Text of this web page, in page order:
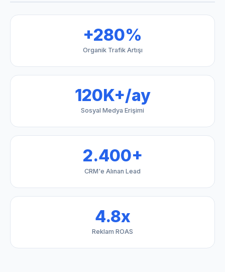
+280%
Organik Trafik Artışı
120K+/ay
Sosyal Medya Erişimi
2.400+
CRM'e Alınan Lead
4.8x
Reklam ROAS